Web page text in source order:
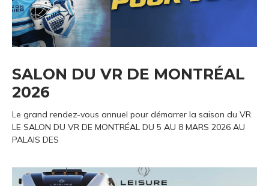
SALON DU VR DE MONTRÉAL
2026
Le grand rendez-vous annuel pour démarrer la saison du VR.
LE SALON DU VR DE MONTRÉAL DU 5 AU 8 MARS 2026 AU
PALAIS DES